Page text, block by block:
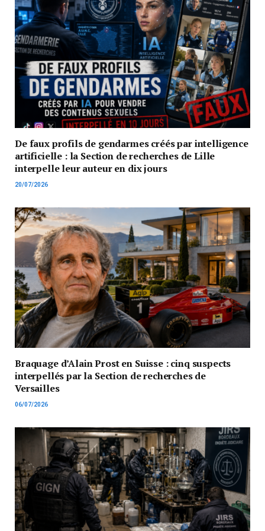
De faux profils de gendarmes créés par intelligence
artificielle : la Section de recherches de Lille
interpelle leur auteur en dix jours
20/07/2026
Braquage d’Alain Prost en Suisse : cinq suspects
interpellés par la Section de recherches de
Versailles
06/07/2026